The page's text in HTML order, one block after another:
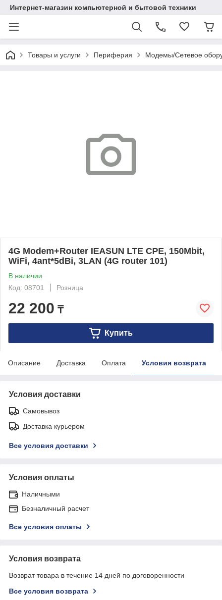
Интернет-магазин компьютерной и бытовой техники
Товары и услуги Периферия Модемы/Сетевое
4G Modem+Router IEASUN LTE CPE, 150Mbit,
WiFi, 4ant*5dBi, 3LAN (4G router 101)
В наличии
Код: 08701
Розница
22 200 ₸
Купить
Описание Доставка Оплата Условия возврата
Условия доставки
Самовывоз
Доставка курьером
Все условия доставки
Условия оплаты
Наличными
Безналичный расчет
Все условия оплаты
Условия возврата
Возврат товара в течение 14 дней по договоренности
Все условия возврата